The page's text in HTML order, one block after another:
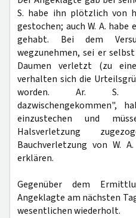
S. habe ihn plötzlich von
gestochen; auch W. A. habe
gehabt. Bei dem
wegzunehmen, sei er
Daumen verletzt (zu
verhalten sich die
worden. Ar. S.
dazwischengekommen",
einzustechen und
Halsverletzung
Bauchverletzung von W.
erklären.
Gegenüber dem
Angeklagte am nächsten
wesentlichen wiederholt.